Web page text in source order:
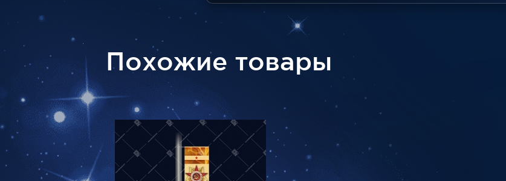
Похожие товары